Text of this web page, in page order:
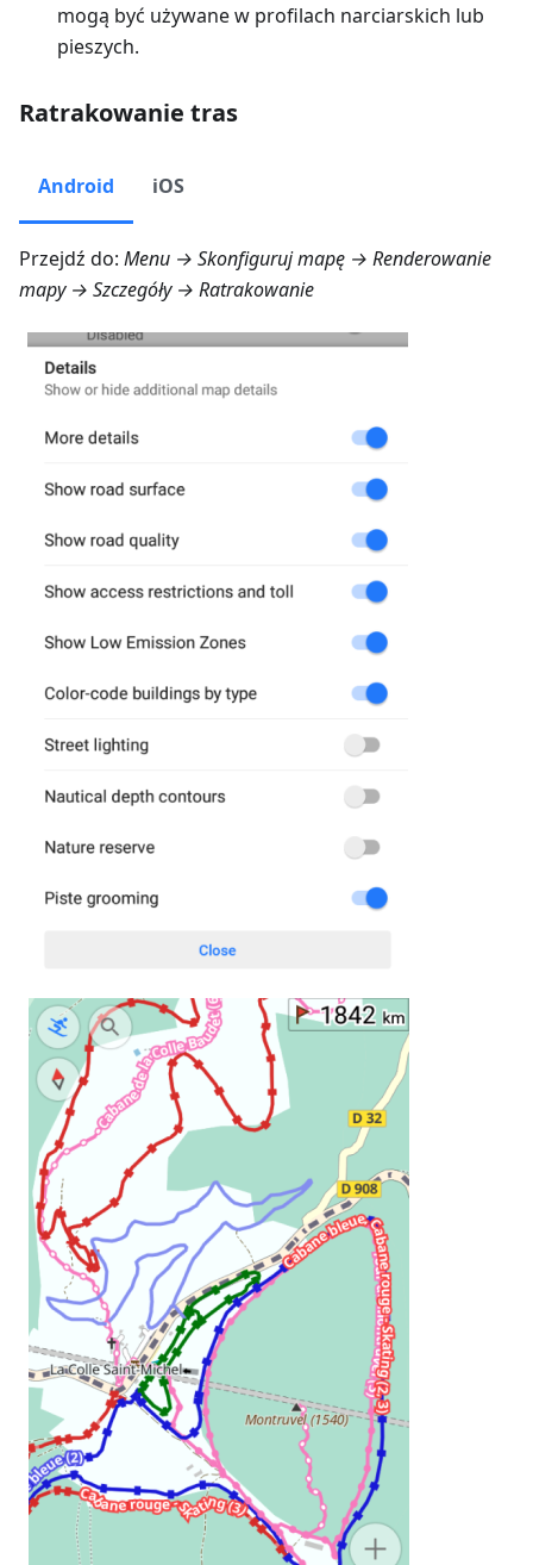
mogą być używane w profilach narciarskich lub
pieszych.
Ratrakowanie tras
Android iOS
Przejdź do: Menu → Skonfiguruj mapę → Renderowanie
mapy → Szczegóły → Ratrakowanie